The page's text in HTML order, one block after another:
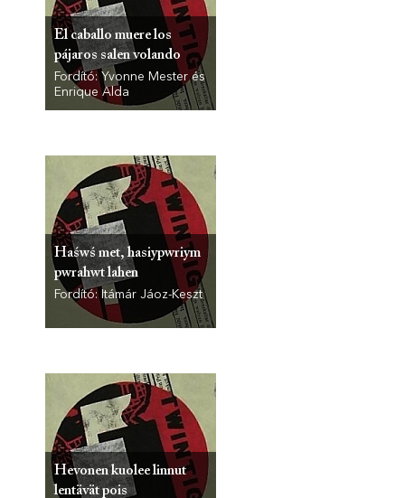
El caballo muere los
pájaros salen volando
Fordító: Yvonne Mester és
Enrique Alda
Haśwś met, hasiypwriym
pwrahwt lahen
Fordító: Itámár Jáoz-Keszt
Hevonen kuolee linnut
lentävät pois